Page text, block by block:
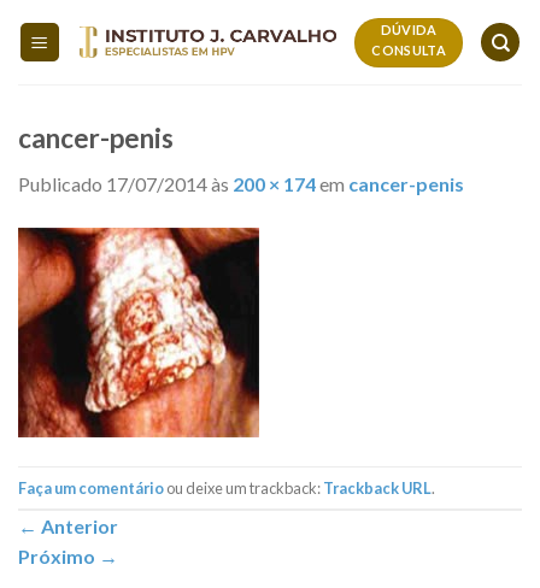
DÚVIDA
CONSULTA
cancer-penis
Publicado 17/07/2014às 200 × 174em cancer-penis
Faça um comentárioou deixe um trackback:Trackback URL.
← Anterior
Próximo →